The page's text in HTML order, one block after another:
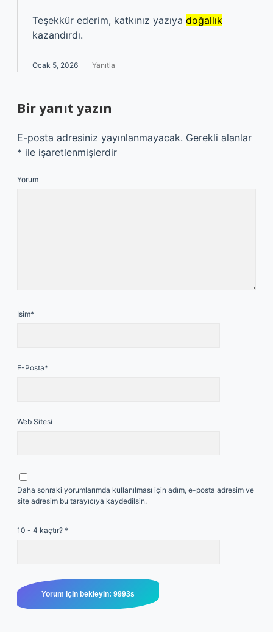
Teşekkür ederim, katkınız yazıya doğallık
kazandırdı.
Ocak 5, 2026 Yanıtla
Bir yanıt yazın
E-posta adresiniz yayınlanmayacak. Gerekli alanlar
* ile işaretlenmişlerdir
Yorum
İsim*
E-Posta*
Web Sitesi
Daha sonraki yorumlarımda kullanılması için adım, e-posta adresim ve
site adresim bu tarayıcıya kaydedilsin.
10 - 4 kaçtır? *